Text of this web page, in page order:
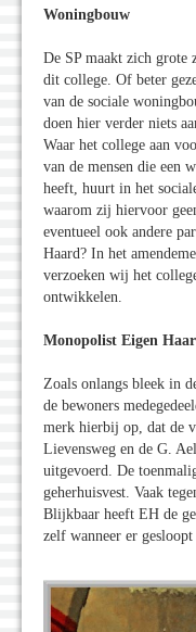
Woningbouw
De SP maakt zich grote
dit college. Of beter
van de sociale
doen hier verder niets
Waar het college aan
van de mensen die een
heeft, huurt in het
waarom zij hiervoor
eventueel ook andere
Haard? In het
verzoeken wij het
ontwikkelen.
Monopolist Eigen
Zoals onlangs bleek in
de bewoners
merk hierbij op, dat de
Lievensweg en de G.
uitgevoerd. De
geherhuisvest. Vaak
Blijkbaar heeft EH de
zelf wanneer er